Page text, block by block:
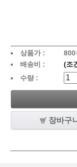
상품가 : 800
배송비 :
(조
수량 :
장바구